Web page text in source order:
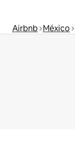
Airbnb México